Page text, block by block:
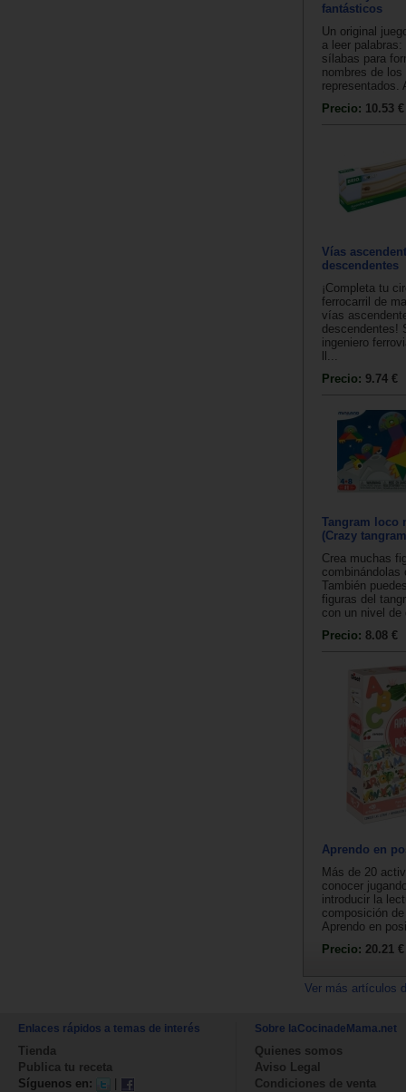
fantásticos
Un original
a leer
sílabas para
nombres de los
representados.
Precio: 10.53 €
Vías
descendentes
¡Completa tu
ferrocarril de
vías
descendentes!
ingeniero
ll...
Precio: 9.74 €
Tangram loco
(Crazy
Crea muchas
combinándolas
También
figuras del
con un nivel de
Precio: 8.08 €
Aprendo en
Más de 20
conocer
introducir la
composición
Aprendo en
Precio: 20.21 €
Ver más artículos
Enlaces rápidos a temas de interés
Tienda
Publica tu receta
Síguenos en:
Sobre laCocinadeMama.net
Quienes somos
Aviso Legal
Condiciones de venta